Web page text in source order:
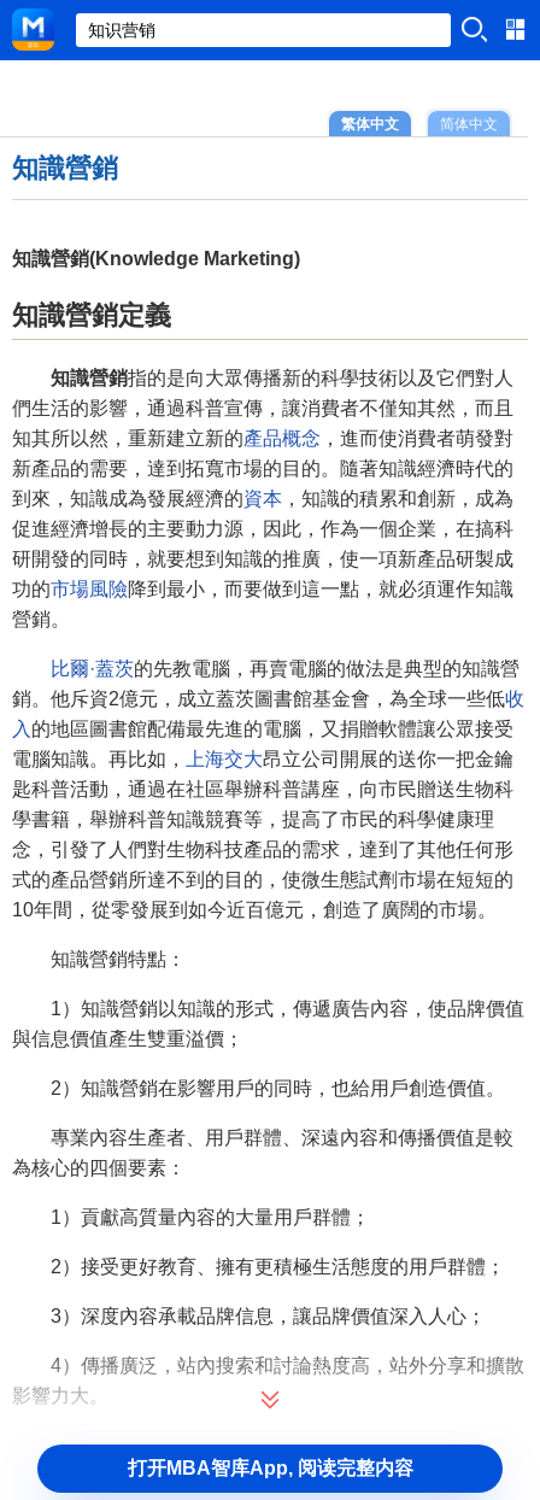
简体中文
繁体中文
知識營銷
知識營銷(Knowledge Marketing)
知識營銷定義
知識營銷指的是向大眾傳播新的科學技術以及它們對人
們生活的影響，通過科普宣傳，讓消費者不僅知其然，而且
知其所以然，重新建立新的產品概念 ，進而使消費者萌發對
新產品的需要，達到拓寬市場的目的。隨著知識經濟時代的
到來，知識成為發展經濟的資本 ，知識的積累和創新，成為
促進經濟增長的主要動力源，因此，作為一個企業，在搞科
研開發的同時，就要想到知識的推廣，使一項新產品研製成
功的市場風險降到最小，而要做到這一點，就必須運作知識
營銷。
比爾·蓋茨的先教電腦，再賣電腦的做法是典型的知識營
銷。他斥資2億元，成立蓋茨圖書館基金會，為全球一些低收
入 的地區圖書館配備最先進的電腦，又捐贈軟體讓公眾接受
電腦知識。再比如，
上海交大昂立公司開展的送你一把金鑰
匙科普活動，通過在社區舉辦科普講座，向市民贈送生物科
學書籍，舉辦科普知識競賽等，提高了市民的科學健康理
念，引發了人們對生物科技產品的需求，達到了其他任何形
式的產品營銷所達不到的目的，使微生態試劑市場在短短的
10年間，從零發展到如今近百億元，創造了廣闊的市場。
知識營銷特點：
1）知識營銷以知識的形式，傳遞廣告內容，使品牌價值
與信息價值產生雙重溢價；
2）知識營銷在影響用戶的同時，也給用戶創造價值。
專業內容生產者、用戶群體、深遠內容和傳播價值是較
為核心的四個要素：
1）貢獻高質量內容的大量用戶群體；
2）接受更好教育、擁有更積極生活態度的用戶群體；
3）深度內容承載品牌信息，讓品牌價值深入人心；
4）傳播廣泛，站內搜索和討論熱度高，站外分享和擴散
影響力大。
知識營銷的特征
打开MBA智库App, 阅读完整内容